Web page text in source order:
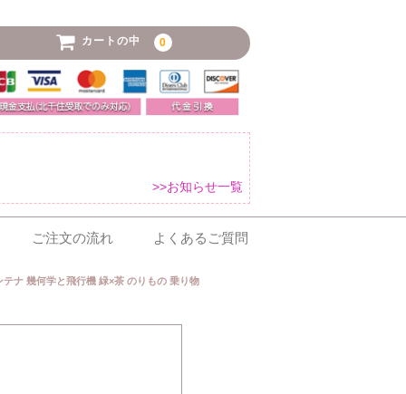
カートの中 0
>>お知らせ一覧
ご注文の流れ よくあるご質問
ナ 幾何学と飛行機 緑×茶 のりもの 乗り物